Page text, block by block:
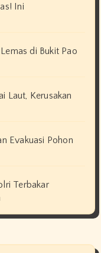
Ini
di Bukit Pao
Laut, Kerusakan
Evakuasi Pohon
Terbakar